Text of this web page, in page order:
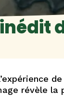
révèle la